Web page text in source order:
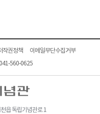
작권정책
이메일무단수집거부
560-0625
읍 독립기념관로 1